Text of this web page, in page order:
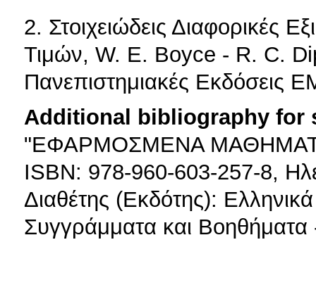
2. Στοιχειώδεις Διαφορικές
Τιμών, W. E. Boyce - R. C.
Πανεπιστημιακές Εκδόσεις
Additional bibliography for
"ΕΦΑΡΜΟΣΜΕΝΑ
ISBN: 978-960-603-257-8,
Διαθέτης (Εκδότης):
Συγγράμματα και Βοηθήματα